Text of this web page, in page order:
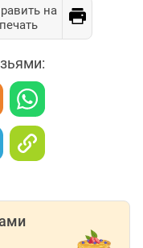
на
печать